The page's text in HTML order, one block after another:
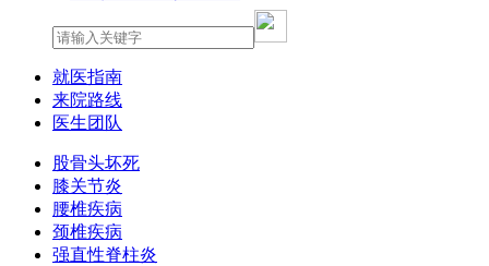
就医指南
来院路线
医生团队
股骨头坏死
膝关节炎
腰椎疾病
颈椎疾病
强直性脊柱炎